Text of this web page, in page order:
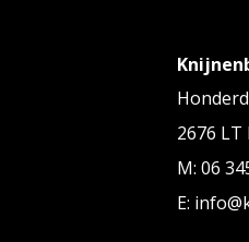
RCS
2676 LT
M: 06
E: